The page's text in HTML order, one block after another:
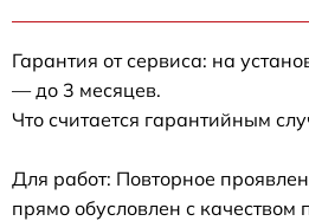
Гарантия от сервиса: на
— до 3 месяцев.
Что считается гарантийным
Для работ: Повторное
прямо обусловлен с качеством